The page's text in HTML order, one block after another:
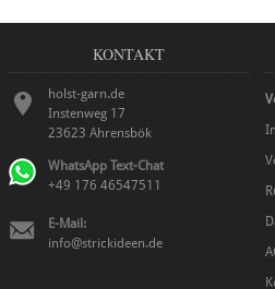
KONTAKT
holst-garn.de
Instenweg 17
23623 Ahrensbök
WhatsApp Text-Chat
+49 176 46547511
E-Mail:
info@strickideen.de